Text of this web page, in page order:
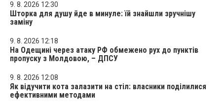
9. 8. 2026 12:30
Шторка для душу йде в минуле: їй знайшли зручнішу
заміну
9. 8. 2026 12:18
На Одещині через атаку РФ обмежено рух до пунктів
пропуску з Молдовою, – ДПСУ
9. 8. 2026 12:08
Як відучити кота залазити на стіл: власники поділилися
ефективними методами